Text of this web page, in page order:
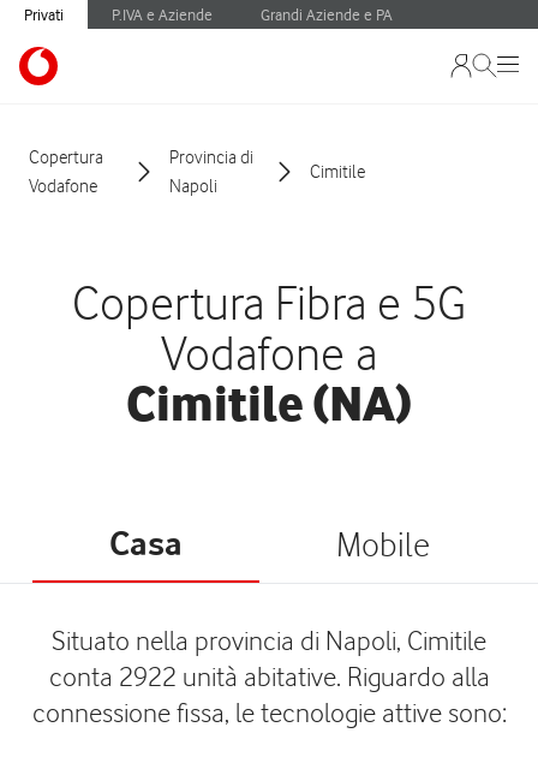
Privati P.IVA e Aziende Grandi Aziende e PA
Copertura
Vodafone
Provincia di
Napoli
Cimitile
Copertura Fibra e 5G
Vodafone a
Cimitile (NA)
Casa Mobile
Situato nella provincia di Napoli, Cimitile
conta 2922 unità abitative. Riguardo alla
connessione fissa, le tecnologie attive sono: